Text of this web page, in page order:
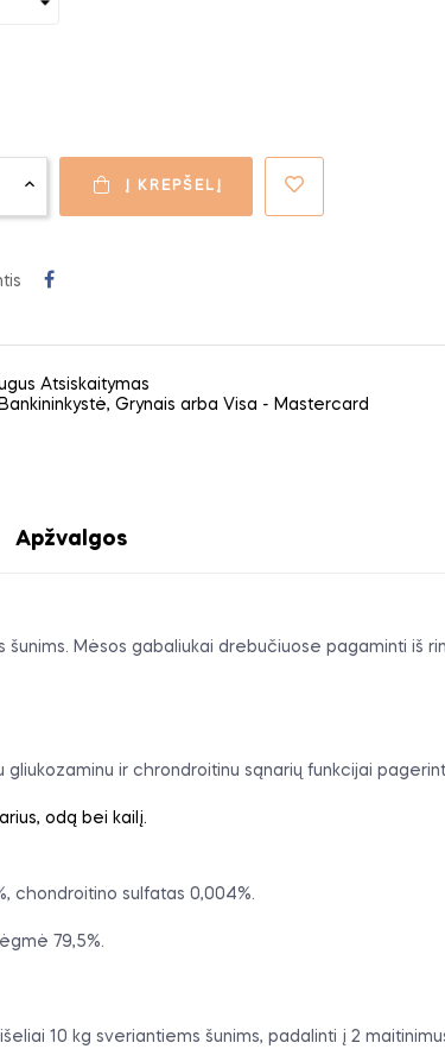
Į KREPŠELĮ
Atsiskaitymas
Bankininkystė, Grynais arba Visa - Mastercard
Apžvalgos
Mėsos gabaliukai drebučiuose pagaminti iš
ir chrondroitinu sąnarių funkcijai
odą bei kailį.
chondroitino sulfatas 0,004%.
79,5%.
10 kg sveriantiems šunims, padalinti į 2